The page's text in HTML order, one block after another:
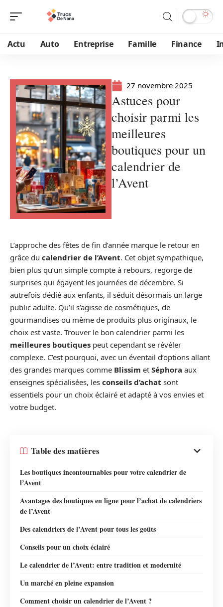
Actu Auto Entreprise Famille Finance
27 novembre 2025
Astuces pour
choisir parmi les
meilleures
boutiques pour un
calendrier de
l’Avent
L’approche des fêtes de fin d’année marque le retour en
grâce du calendrier de l’Avent. Cet objet sympathique,
bien plus qu’un simple compte à rebours, regorge de
surprises qui égayent les journées de décembre. Si
autrefois dédié aux enfants, il séduit désormais un large
public adulte. Qu’il s’agisse de cosmétiques, de
gourmandises ou même de produits plus originaux, le
choix est vaste. Trouver le bon calendrier parmi les
meilleures boutiques peut cependant se révéler
complexe. C’est pourquoi, avec un éventail d’options allant
des grandes marques comme Blissim et Séphora aux
enseignes spécialisées, les conseils d’achat sont
essentiels pour un choix éclairé et adapté à vos envies et
votre budget.
Table des matières
Les boutiques incontournables pour votre calendrier de
l’Avent
Avantages des boutiques en ligne pour l’achat de calendriers
de l’Avent
Des calendriers de l’Avent pour tous les goûts
Conseils pour un choix éclairé
Le calendrier de l’Avent: entre tradition et modernité
Un marché en pleine expansion
Comment choisir un calendrier de l’Avent ?